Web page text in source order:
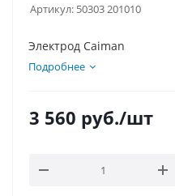
Артикул: 50303 201010
Электрод Caiman
Подробнее
3 560 руб./шт